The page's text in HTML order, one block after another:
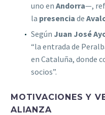
uno en Andorra—,
la presencia de
Según Juan José
“la entrada de
en Cataluña, donde
socios”.
MOTIVACIONES Y
ALIANZA